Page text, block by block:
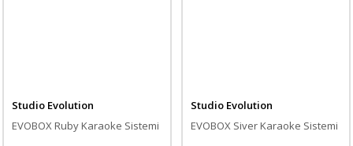
Studio Evolution
EVOBOX Ruby Karaoke Sistemi
Studio Evolution
EVOBOX Siver Karaoke Sistemi